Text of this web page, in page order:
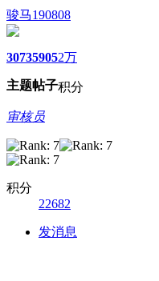
骏马190808
3073
主题
5905
帖子
2万
积分
审核员
积分
22682
发消息